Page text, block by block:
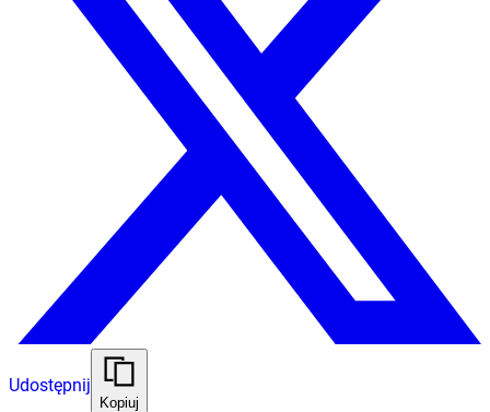
Udostępnij
Kopiuj